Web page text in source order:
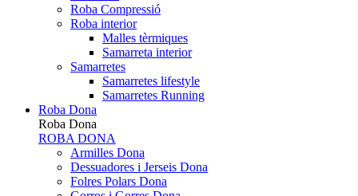
Roba Compressió
Roba interior
Malles tèrmiques
Samarreta interior
Samarretes
Samarretes lifestyle
Samarretes Running
Roba Dona
Roba Dona
ROBA DONA
Armilles Dona
Dessuadores i Jerseis Dona
Folres Polars Dona